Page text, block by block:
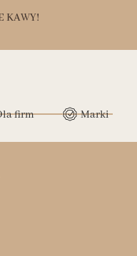
KAWY!
firm Marki